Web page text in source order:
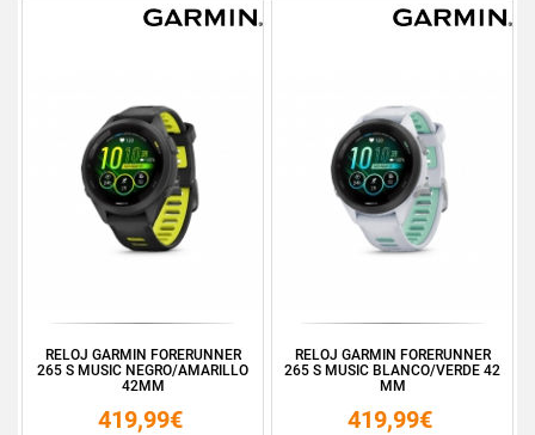
RELOJ GARMIN FORERUNNER
265 S MUSIC NEGRO/AMARILLO
42MM
419,99€
RELOJ GARMIN FORERUNNER
265 S MUSIC BLANCO/VERDE 42
MM
419,99€